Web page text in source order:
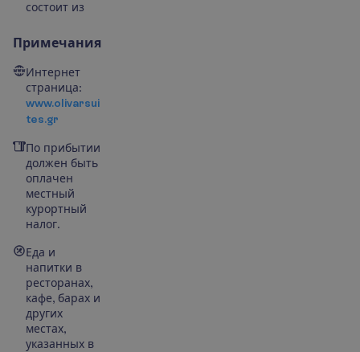
состоит из
Примечания
Интернет
страница:
www.olivarsui
tes.gr
По прибытии
должен быть
оплачен
местный
курортный
налог.
Еда и
напитки в
ресторанах,
кафе, барах и
других
местах,
указанных в